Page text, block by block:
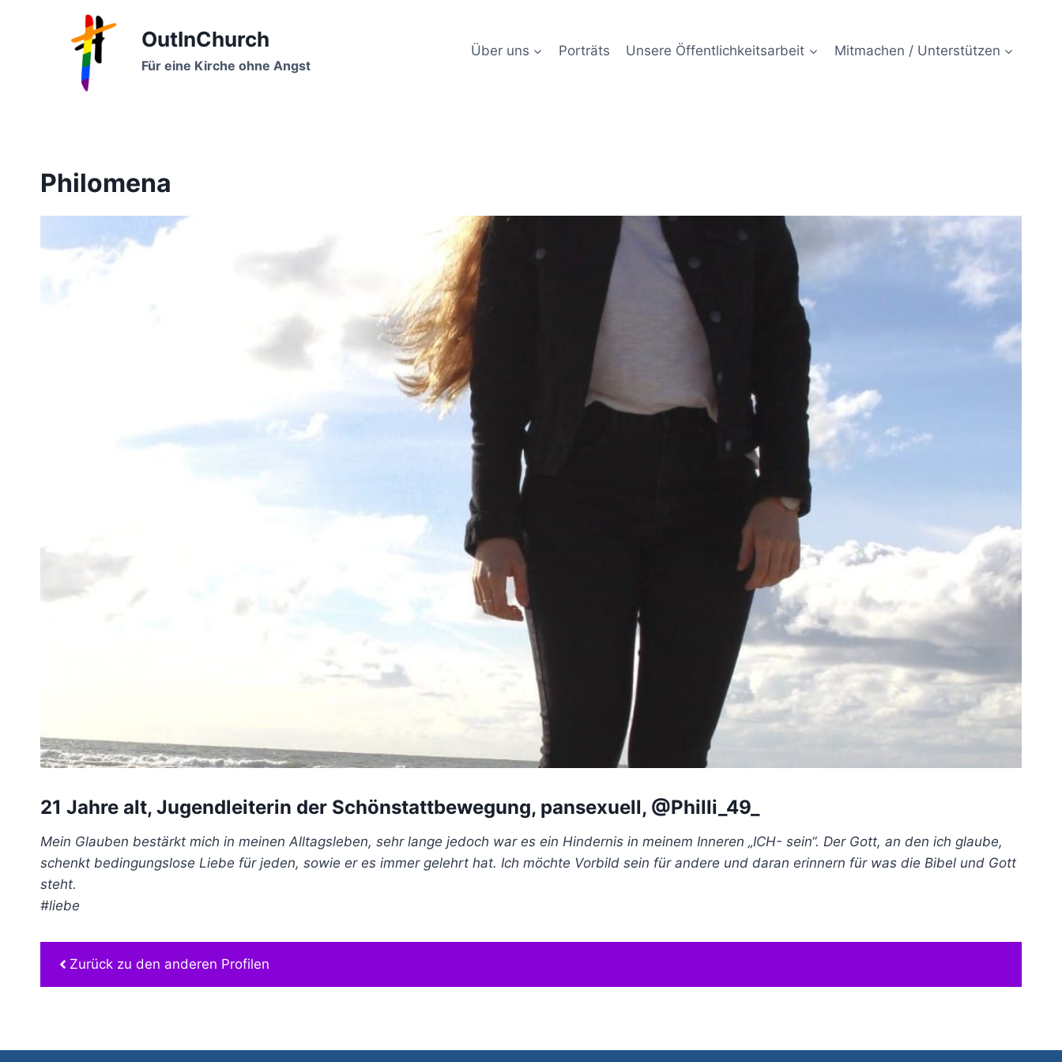
OutInChurch
Für eine Kirche ohne Angst
Über uns Porträts Unsere Öffentlichkeitsarbeit Mitmachen / Unterstützen
Philomena
21 Jahre alt, Jugendleiterin der Schönstattbewegung, pansexuell, @Philli_49_
Mein Glauben bestärkt mich in meinen Alltagsleben, sehr lange jedoch war es ein Hindernis in meinem Inneren „ICH- sein“. Der Gott, an den ich glaube,
schenkt bedingungslose Liebe für jeden, sowie er es immer gelehrt hat. Ich möchte Vorbild sein für andere und daran erinnern für was die Bibel und Gott
steht.
#liebe
Zurück zu den anderen Profilen